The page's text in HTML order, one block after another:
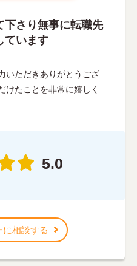
下さり無事に転職先
ています
いただきありがとうござ
けたことを非常に嬉しく
5.0
に相談する